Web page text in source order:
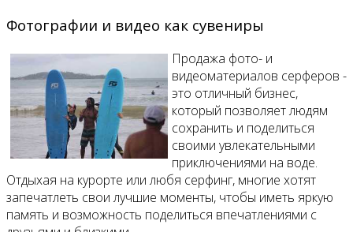
Фотографии и видео как сувениры
Продажа фото- и
видеоматериалов серферов -
это отличный бизнес,
который позволяет людям
сохранить и поделиться
своими увлекательными
приключениями на воде.
Отдыхая на курорте или любя серфинг, многие хотят
запечатлеть свои лучшие моменты, чтобы иметь яркую
память и возможность поделиться впечатлениями с